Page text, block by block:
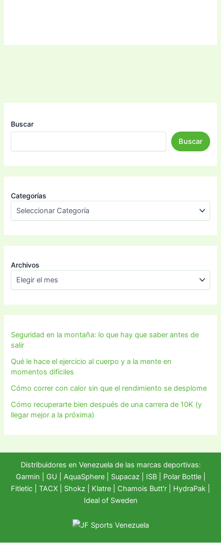
Buscar
Buscar
Categorías
Archivos
Seguridad en la montaña: lo que hay que saber antes de
salir
Qué le hace el ejercicio al cuerpo y a la mente en
momentos difíciles
Cómo correr con calor sin que el rendimiento se desplome
Cómo recuperarte bien después de una carrera de 10K (y
llegar mejor a la próxima)
Distribuidores en Venezuela de las marcas deportivas:
Garmin
GU AquaSphere| Supacaz | ISB | Polar Bottle|
Fitletic
TACX Shokz Klatre Chamois Butt'r HydraPak
Ideal of Sweden